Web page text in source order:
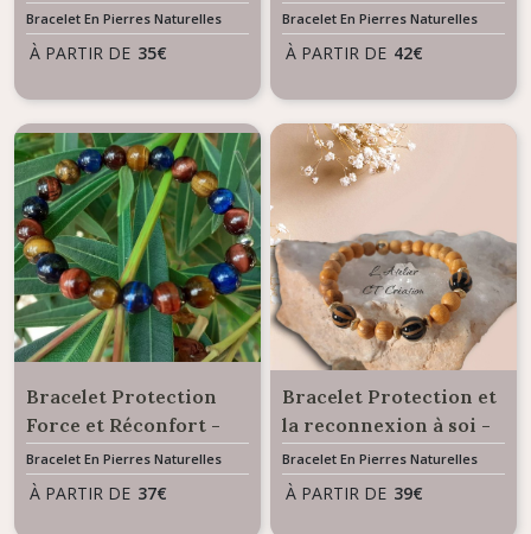
Bracelet En Pierres Naturelles
À PARTIR DE 35€
Prospérité - Mélange
de pierres naturelles
Bracelet En Pierres Naturelles
À PARTIR DE 42€
Bracelet Protection
Force et Réconfort -
Mélange Oeil de Tigre,
Oeil de Faucon et Oeil
Bracelet En Pierres Naturelles
À PARTIR DE 37€
Bracelet Protection et
la reconnexion à soi -
Mélange de Pierres
Naturelles
Bracelet En Pierres Naturelles
À PARTIR DE 39€